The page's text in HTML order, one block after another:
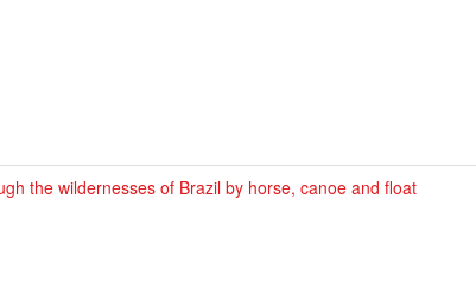
the wildernesses of Brazil by horse, canoe and float